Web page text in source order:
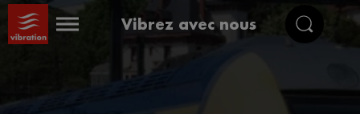
Vibrez avec nous